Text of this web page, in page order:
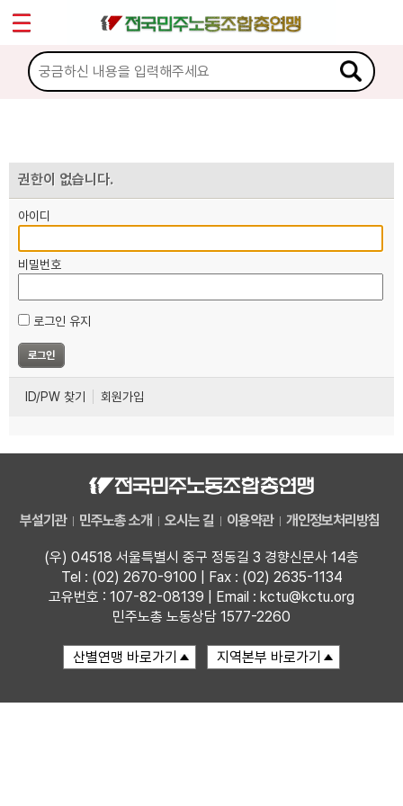
권한이 없습니다.
아이디
비밀번호
로그인 유지
ID/PW 찾기 회원가입
부설기관 민주노총 소개 오시는 길 이용약관 개인정보처리방침
(우) 04518 서울특별시 중구 정동길 3 경향신문사 14층
Tel : (02) 2670-9100 | Fax : (02) 2635-1134
고유번호 : 107-82-08139 | Email : kctu@kctu.org
민주노총 노동상담 1577-2260
마이페이지
소개
노동상담
자료
부설기관
업무